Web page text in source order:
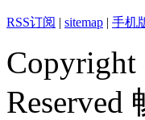
RSS订阅 | sitemap | 手机
Copyright
Reserved